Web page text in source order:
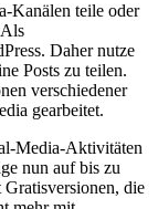
Kanälen teile oder
Daher nutze
Posts zu teilen.
verschiedener
gearbeitet.
Media-Aktivitäten
nun auf bis zu
die